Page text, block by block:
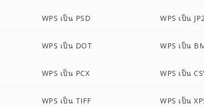
WPS เป็น PSD WPS เป็น
WPS เป็น DOT WPS เป็น
WPS เป็น PCX WPS เป็น
WPS เป็น TIFF WPS เป็น